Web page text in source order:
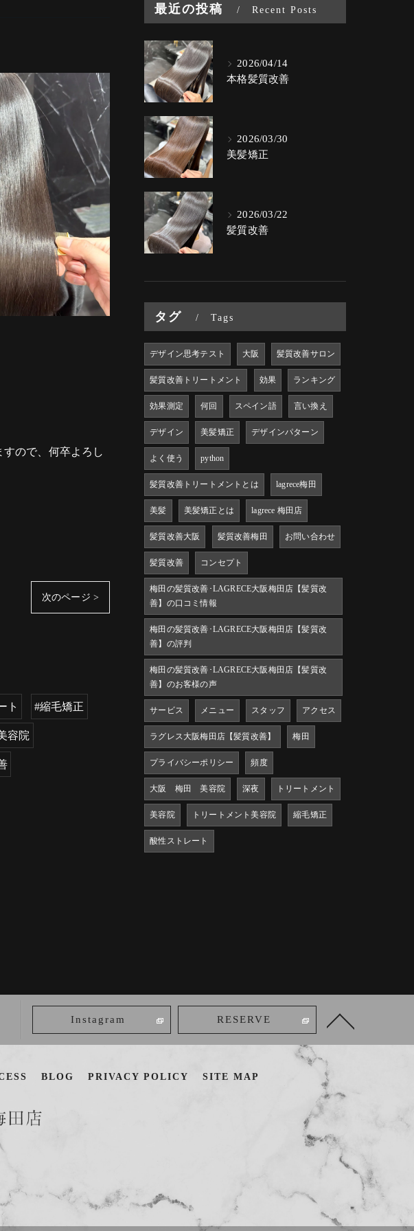
ので、何卒よろし
次のページ >
ト #縮毛矯正
容院
最近の投稿 Recent Posts
2026/04/14
本格髪質改善
2026/03/30
美髪矯正
2026/03/22
髪質改善
タグ Tags
デザイン思考テスト 大阪 髪質改善サロン
髪質改善トリートメント 効果 ランキング
効果測定 何回 スペイン語 言い換え
デザイン 美髪矯正 デザインパターン
よく使う python
髪質改善トリートメントとは lagrece梅田
美髪 美髪矯正とは lagrece 梅田店
髪質改善大阪 髪質改善梅田 お問い合わせ
髪質改善 コンセプト
梅田の髪質改善･LAGRECE大阪梅田店【髪質改
善】の口コミ情報
梅田の髪質改善･LAGRECE大阪梅田店【髪質改
善】の評判
梅田の髪質改善･LAGRECE大阪梅田店【髪質改
善】のお客様の声
サービス メニュー スタッフ アクセス
ラグレス大阪梅田店【髪質改善】 梅田
プライバシーポリシー 頻度
大阪 梅田 美容院 深夜 トリートメント
美容院 トリートメント美容院 縮毛矯正
酸性ストレート
Instagram RESERVE
BLOG PRIVACY POLICY SITE MAP